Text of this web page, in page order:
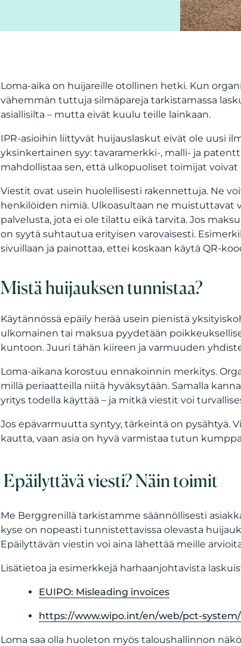
Loma-aika on huijareille otollinen hetki. Kun
vähemmän tuttuja silmäpareja tarkistamassa
asiallisilta – mutta eivät kuulu teille lainkaan.
IPR-asioihin liittyvät huijauslaskut eivät ole uusi
yksinkertainen syy: tavaramerkki-, malli- ja
mahdollistaa sen, että ulkopuoliset toimijat voivat
Viestit ovat usein huolellisesti rakennettuja. Ne
henkilöiden nimiä. Ulkoasultaan ne muistuttavat
palvelusta, jota ei ole tilattu eikä tarvita. Jos
on syytä suhtautua erityisen varovaisesti.
sivuillaan ja painottaa, ettei koskaan käytä QR-
Mistä huijauksen tunnistaa?
Käytännössä epäily herää usein pienistä
ulkomainen tai maksua pyydetään
kuntoon. Juuri tähän kiireen ja varmuuden
Loma-aikana korostuu ennakoinnin merkitys.
millä periaatteilla niitä hyväksytään. Samalla
yritys todella käyttää – ja mitkä viestit voi
Jos epävarmuutta syntyy, tärkeintä on pysähtyä.
kautta, vaan asia on hyvä varmistaa tutun
Epäilyttävä viesti? Näin toimit
Me Berggrenillä tarkistamme säännöllisesti
kyse on nopeasti tunnistettavissa olevasta
Epäilyttävän viestin voi aina lähettää meille
Lisätietoa ja esimerkkejä harhaanjohtavista
EUIPO: Misleading invoices
https://www.wipo.int/en/web/pct-
Loma saa olla huoleton myös taloushallinnon